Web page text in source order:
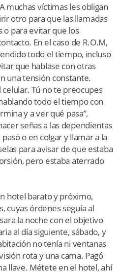
muchas víctimas les obligan
otro para que las llamadas
o para evitar que los
En el caso de R.O.M,
todo el tiempo, incluso
que hablase con otras
una tensión constante.
Tú no te preocupes
todo el tiempo con
y a ver qué pasa”,
señas a las dependientas
o en colgar y llamar a la
para avisar de que estaba
pero estaba aterrado
hotel barato y próximo,
cuyas órdenes seguía al
la noche con el objetivo
al día siguiente, sábado, y
no tenía ni ventanas
rota y una cama. Pagó
llave. Métete en el hotel, ahí